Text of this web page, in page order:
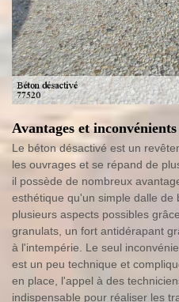
Avantages et
Le béton désactivé est un
les ouvrages et se répand de
il possède de nombreux
esthétique qu'un simple dalle de
plusieurs aspects possibles
granulats, un fort antidérapant
à l'intempérie. Le seul
est un peu technique et
en place, l'appel à des
indispensable pour réaliser les